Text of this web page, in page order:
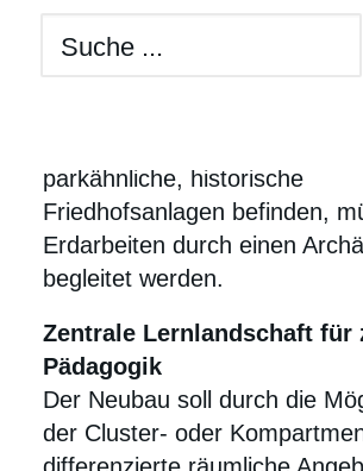
ein starkes Gefälle auf und ist
parkähnliche, historische
Friedhofsanlagen befinden,
Erdarbeiten durch einen
begleitet werden.
Zentrale Lernlandschaft für
Pädagogik
Der Neubau soll durch die
der Cluster- oder